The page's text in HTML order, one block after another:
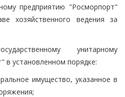
предприятию "Росморпорт"
хозяйственного ведения за
унитарному
в установленном порядке:
имущество, указанное в